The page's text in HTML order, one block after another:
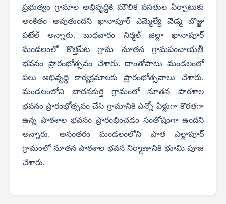
ప్రభుత్వం గ్రామాల అభివృద్ధికి మౌలిక వసతుల ఏర్పాటుకు
అంకితం అవుతుందని ఖానాపూర్ ఎమ్మెల్యే వెడ్మ బొజ్జు
పటేల్ అన్నారు. బుధవారం నిర్మల్ జిల్లా ఖానాపూర్
మండలంలో కొత్తపేట గ్రామ నూతన గ్రామపంచాయతీ
భవనం ప్రారంభోత్సవం చేశారు. దాంతోపాటు మండలంలో
పలు అభివృద్ధి కార్యక్రమాలకు ప్రారంభోత్సవాలు చేశారు.
మండలంలోని బాదనకుర్తి గ్రామంలో నూతన పాఠశాల
భవనం ప్రారంభోత్సవం చేసి గ్రామానికి ఎన్నో ఏళ్లుగా కొరతగా
ఉన్న పాఠశాల భవనం ప్రారంభించడం సంతోషంగా ఉందని
అన్నారు. అనంతరం మండలంలోని పాత ఎల్లాపూర్
గ్రామంలో నూతన పాఠశాల భవన నిర్మాణానికి భూమి పూజ
చేశారు.